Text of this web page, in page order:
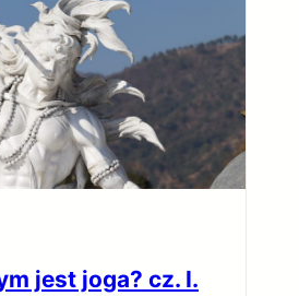
jest joga? cz. I.